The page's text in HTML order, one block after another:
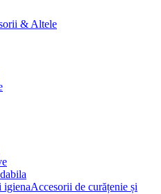
& Altele
Accesorii de curățenie și